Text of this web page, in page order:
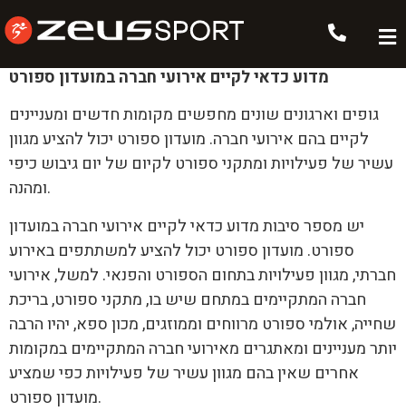
אירועי חברה
מדוע כדאי לקיים אירועי חברה במועדון ספורט
גופים וארגונים שונים מחפשים מקומות חדשים ומעניינים
לקיים בהם אירועי חברה. מועדון ספורט יכול להציע מגוון
עשיר של פעילויות ומתקני ספורט לקיום של יום גיבוש כיפי
ומהנה.
יש מספר סיבות מדוע כדאי לקיים אירועי חברה במועדון
ספורט. מועדון ספורט יכול להציע למשתתפים באירוע
חברתי, מגוון פעילויות בתחום הספורט והפנאי. למשל, אירועי
חברה המתקיימים במתחם שיש בו, מתקני ספורט, בריכת
שחייה, אולמי ספורט מרווחים וממוזגים, מכון ספא, יהיו הרבה
יותר מעניינים ומאתגרים מאירועי חברה המתקיימים במקומות
אחרים שאין בהם מגוון עשיר של פעילויות כפי שמציע
מועדון ספורט.